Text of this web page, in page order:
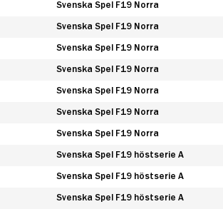
Svenska Spel F19 Norra
Svenska Spel F19 Norra
Svenska Spel F19 Norra
Svenska Spel F19 Norra
Svenska Spel F19 Norra
Svenska Spel F19 Norra
Svenska Spel F19 Norra
Svenska Spel F19 höstserie A
Svenska Spel F19 höstserie A
Svenska Spel F19 höstserie A